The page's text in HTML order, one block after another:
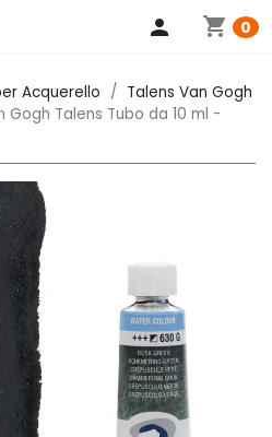
shopping_cart 0
person
Acquerello
Talens Van Gogh
Gogh Talens Tubo da 10 ml -